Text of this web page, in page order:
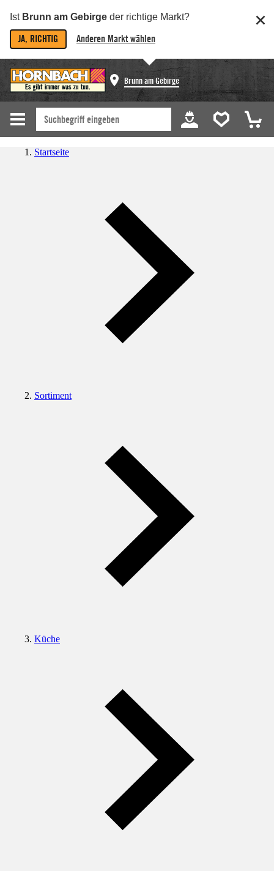
Ist Brunn am Gebirge der richtige Markt?
JA, RICHTIG Anderen Markt wählen
Brunn am Gebirge
Startseite
Sortiment
Küche